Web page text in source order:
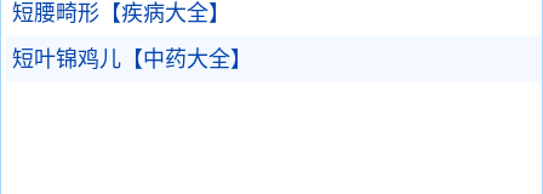
短腰畸形【疾病大全】
短叶锦鸡儿【中药大全】